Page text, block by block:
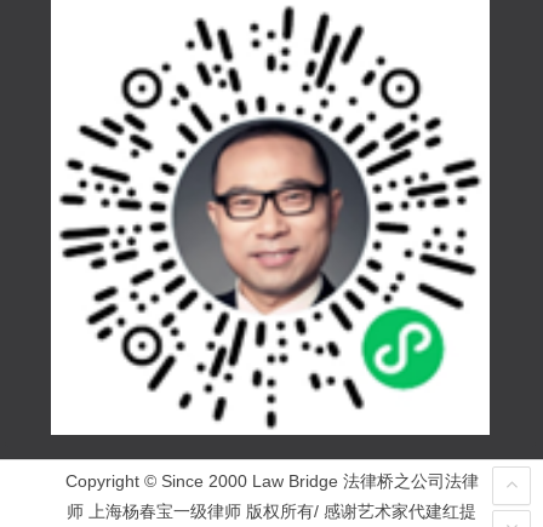
Copyright © Since 2000 Law Bridge 法律桥之公司法律
师 上海杨春宝一级律师 版权所有/ 感谢艺术家代建红提